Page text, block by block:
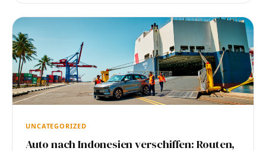
UNCATEGORIZED
Auto nach Indonesien verschiffen: Routen,